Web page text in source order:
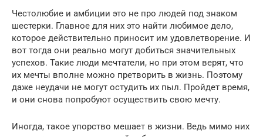
Честолюбие и амбиции это не про людей под знаком
шестерки. Главное для них это найти любимое дело,
которое действительно приносит им удовлетворение. И
вот тогда они реально могут добиться значительных
успехов. Такие люди мечтатели, но при этом верят, что
их мечты вполне можно претворить в жизнь. Поэтому
даже неудачи не могут остудить их пыл. Пройдет время,
и они снова попробуют осуществить свою мечту.
Иногда, такое упорство мешает в жизни. Ведь мимо них